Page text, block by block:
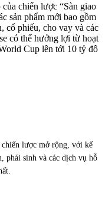
chiến lược “Sàn giao
sản phẩm mới bao gồm
cổ phiếu, cho vay và các
có thể hưởng lợi từ hoạt
Cup lên tới 10 tỷ đô
chiến lược mở rộng, với kế
phái sinh và các dịch vụ hỗ